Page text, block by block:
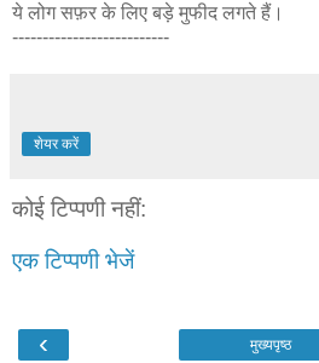
ये लोग सफ़र के लिए बड़े मुफीद लगते हैं।
--------------------------
शेयर करें
कोई टिप्पणी नहीं:
एक टिप्पणी भेजें
‹ मुख्यपृष्ठ